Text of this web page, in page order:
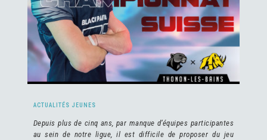
ACTUALITÉS JEUNES
Depuis plus de cinq ans, par manque d’équipes participantes
au sein de notre ligue,
il est difficile deproposer du jeu